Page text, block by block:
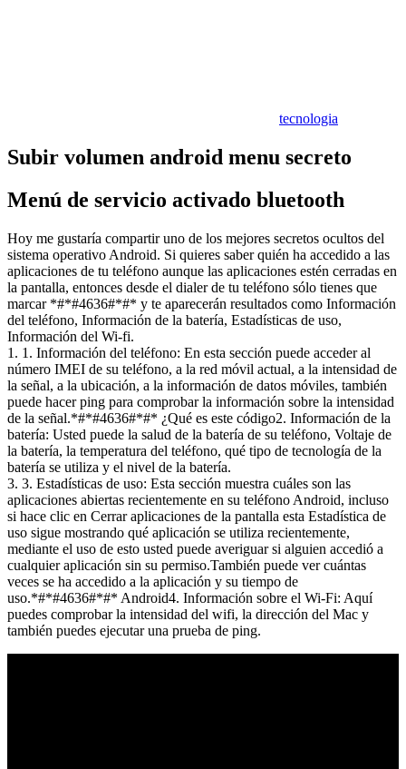
tecnologia
Subir volumen android menu secreto
Menú de servicio activado bluetooth
Hoy me gustaría compartir uno de los mejores secretos ocultos del
sistema operativo Android. Si quieres saber quién ha accedido a las
aplicaciones de tu teléfono aunque las aplicaciones estén cerradas en
la pantalla, entonces desde el dialer de tu teléfono sólo tienes que
marcar *#*#4636#*#* y te aparecerán resultados como Información
del teléfono, Información de la batería, Estadísticas de uso,
Información del Wi-fi.
1. 1. Información del teléfono: En esta sección puede acceder al
número IMEI de su teléfono, a la red móvil actual, a la intensidad de
la señal, a la ubicación, a la información de datos móviles, también
puede hacer ping para comprobar la información sobre la intensidad
de la señal.*#*#4636#*#* ¿Qué es este código2. Información de la
batería: Usted puede la salud de la batería de su teléfono, Voltaje de
la batería, la temperatura del teléfono, qué tipo de tecnología de la
batería se utiliza y el nivel de la batería.
3. 3. Estadísticas de uso: Esta sección muestra cuáles son las
aplicaciones abiertas recientemente en su teléfono Android, incluso
si hace clic en Cerrar aplicaciones de la pantalla esta Estadística de
uso sigue mostrando qué aplicación se utiliza recientemente,
mediante el uso de esto usted puede averiguar si alguien accedió a
cualquier aplicación sin su permiso.También puede ver cuántas
veces se ha accedido a la aplicación y su tiempo de
uso.*#*#4636#*#* Android4. Información sobre el Wi-Fi: Aquí
puedes comprobar la intensidad del wifi, la dirección del Mac y
también puedes ejecutar una prueba de ping.